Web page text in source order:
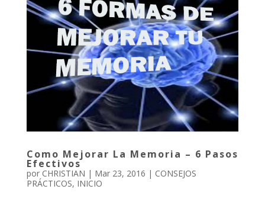
Como Mejorar La Memoria – 6 Pasos
Efectivos
por CHRISTIAN | Mar 23, 2016 | CONSEJOS
PRÁCTICOS, INICIO